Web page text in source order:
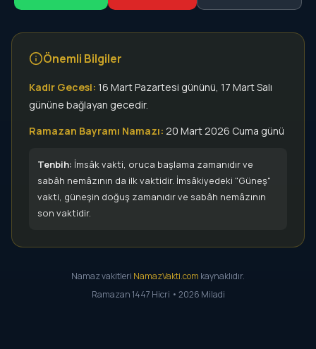
Önemli Bilgiler
Kadir Gecesi: 16 Mart Pazartesi gününü, 17 Mart Salı
gününe bağlayan gecedir.
Ramazan Bayramı Namazı: 20 Mart 2026 Cuma günü
Tenbih: İmsâk vakti, oruca başlama zamanıdır ve
sabâh nemâzının da ilk vaktidir. İmsâkiyedeki "Güneş"
vakti, güneşin doğuş zamanıdır ve sabâh nemâzının
son vaktidir.
Namaz vakitleri NamazVakti.com kaynaklıdır.
Ramazan 1447 Hicri • 2026 Miladi